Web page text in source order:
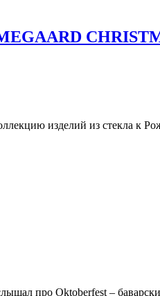
изделий из стекла к
про Oktoberfest –